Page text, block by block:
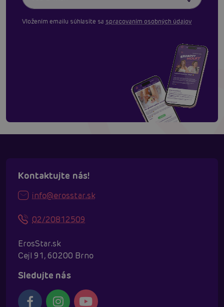
Vložením emailu súhlasíte sa spracovaním osobných údajov
Kontaktujte nás!
info@erosstar.sk
02/20812509
ErosStar.sk
Cejl 91, 60200 Brno
Sledujte nás